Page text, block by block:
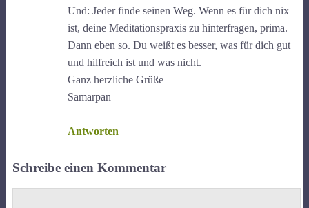
Und: Jeder finde seinen Weg. Wenn es für dich nix
ist, deine Meditationspraxis zu hinterfragen, prima.
Dann eben so. Du weißt es besser, was für dich gut
und hilfreich ist und was nicht.
Ganz herzliche Grüße
Samarpan
Antworten
Schreibe einen Kommentar